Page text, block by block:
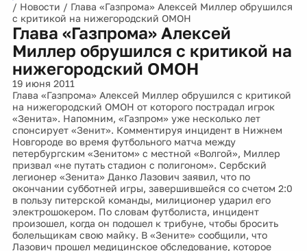
/ Новости / Глава «Газпрома» Алексей Миллер обрушился
с критикой на нижегородский ОМОН
Глава «Газпрома» Алексей
Миллер обрушился с критикой на
нижегородский ОМОН
19 июня 2011
Глава «Газпрома» Алексей Миллер обрушился с критикой
на нижегородский ОМОН от которого пострадал игрок
«Зенита». Напомним, «Газпром» уже несколько лет
спонсирует «Зенит». Комментируя инцидент в Нижнем
Новгороде во время футбольного матча между
петербургским «Зенитом» с местной «Волгой», Миллер
призвал «не путать стадион с полигоном». Сербский
легионер «Зенита» Данко Лазович заявил, что по
окончании субботней игры, завершившейся со счетом 2:0
в пользу питерской команды, милиционер ударил его
электрошокером. По словам футболиста, инцидент
произошел, когда он подошел к трибуне, чтобы бросить
болельщикам свою майку. В «Зените» сообщили, что
Лазович прошел медицинское обследование, которое